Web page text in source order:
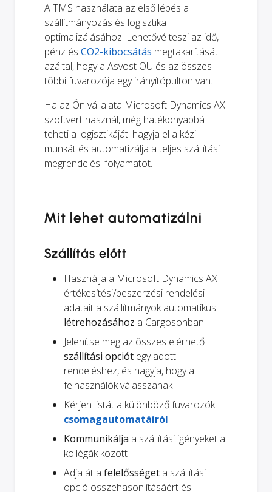
A TMS használata az első lépés a
szállítmányozás és logisztika
optimalizálásához. Lehetővé teszi az idő,
pénz és CO2-kibocsátás megtakarítását
azáltal, hogy a Asvost OÜ és az összes
többi fuvarozója egy irányítópulton van.
Ha az Ön vállalata Microsoft Dynamics AX
szoftvert használ, még hatékonyabbá
teheti a logisztikáját: hagyja el a kézi
munkát és automatizálja a teljes szállítási
megrendelési folyamatot.
Mit lehet automatizálni
Szállítás előtt
Használja a Microsoft Dynamics AX
értékesítési/beszerzési rendelési
adatait a szállítmányok automatikus
létrehozásához a Cargosonban
Jelenítse meg az összes elérhető
szállítási opciót egy adott
rendeléshez, és hagyja, hogy a
felhasználók válasszanak
Kérjen listát a különböző fuvarozók
csomagautomatáiról
Kommunikálja a szállítási igényeket a
kollégák között
Adja át a felelősséget a szállítási
opció összehasonlításáért és